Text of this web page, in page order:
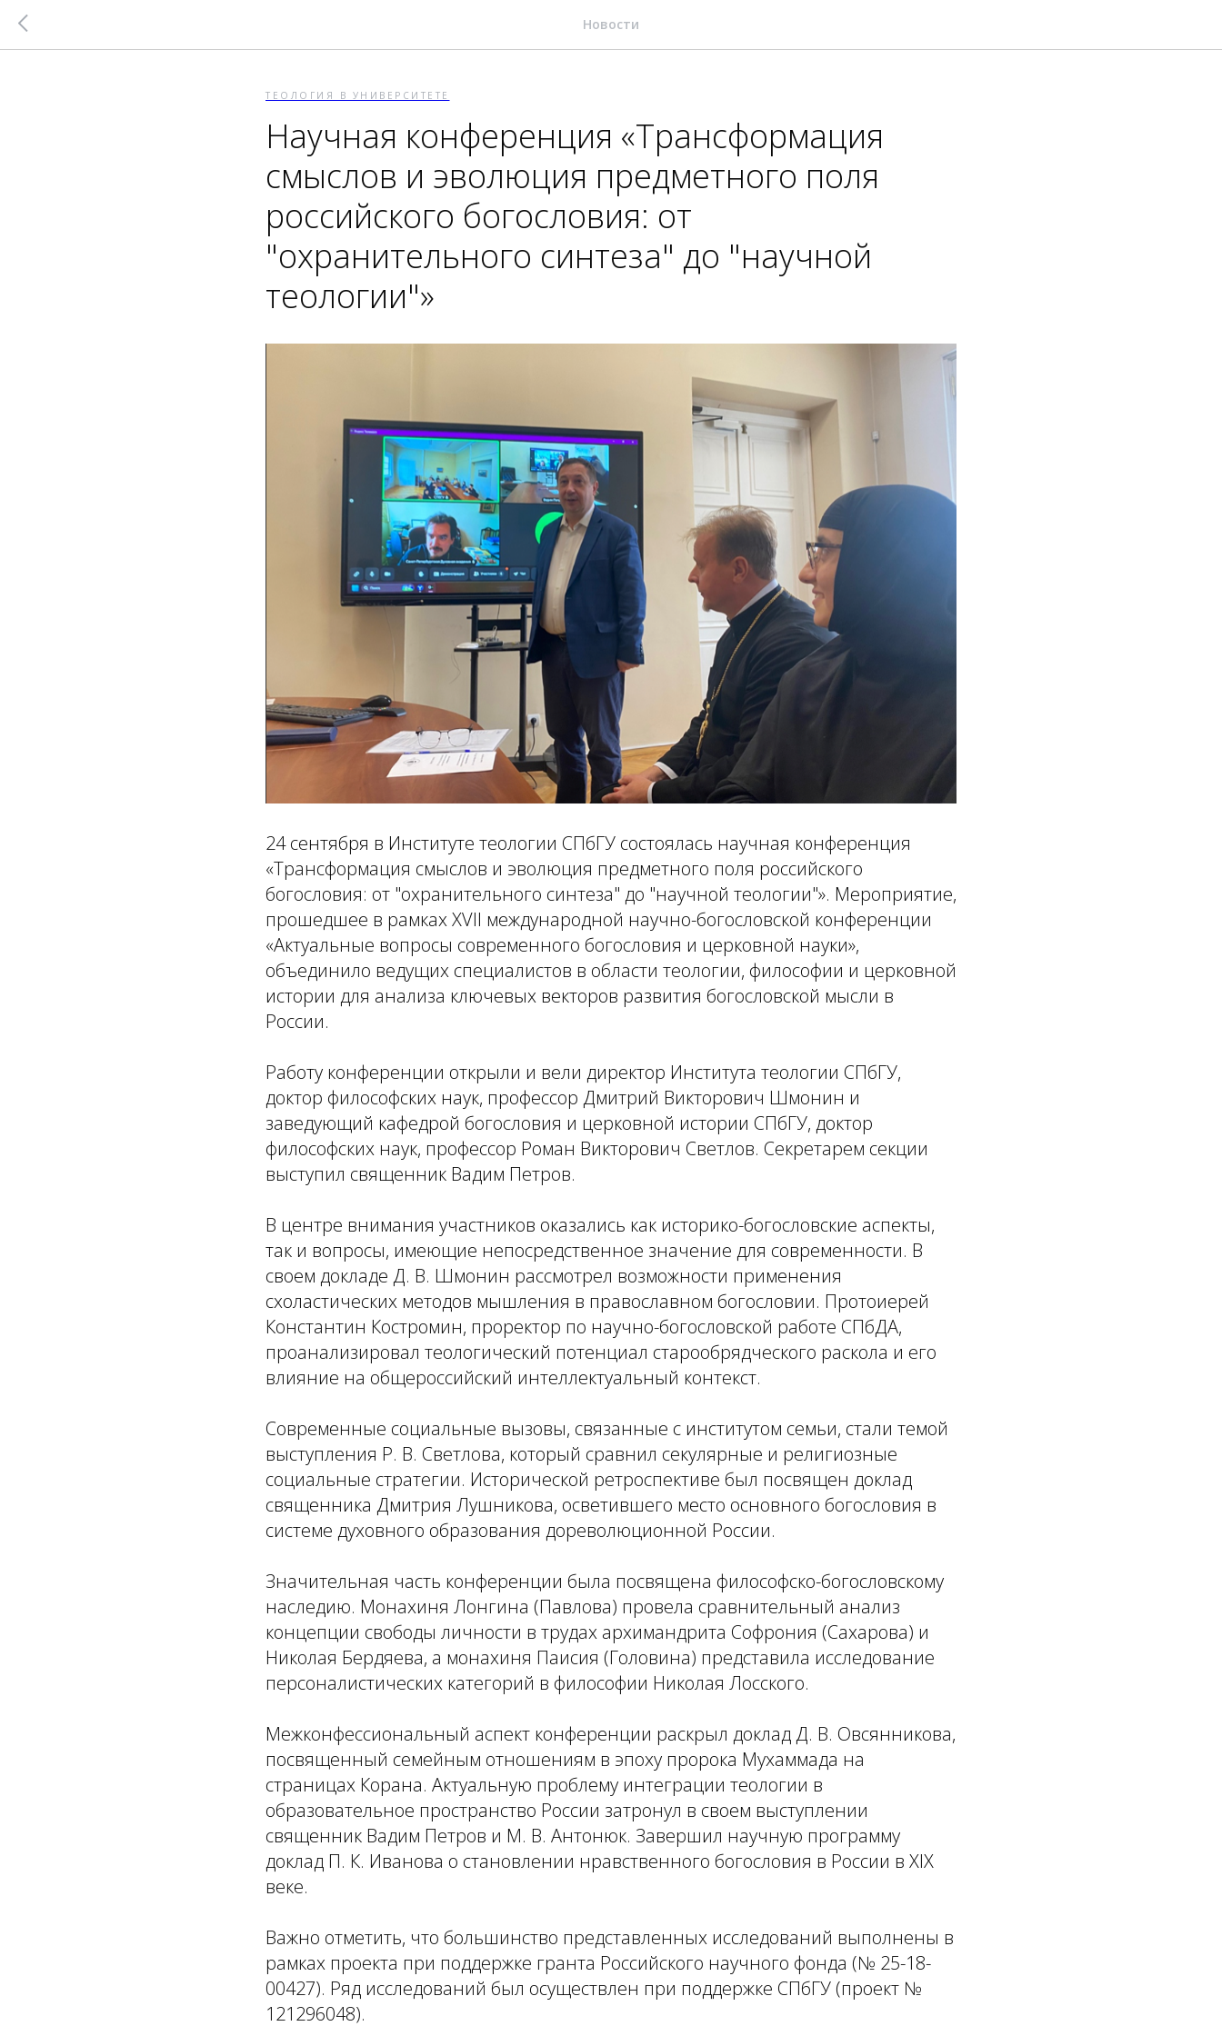
Новости
ТЕОЛОГИЯ В УНИВЕРСИТЕТЕ
Научная конференция «Трансформация
смыслов и эволюция предметного поля
российского богословия: от
"охранительного синтеза" до "научной
теологии"»
24 сентября в Институте теологии СПбГУ состоялась научная конференция
«Трансформация смыслов и эволюция предметного поля российского
богословия: от "охранительного синтеза" до "научной теологии"». Мероприятие,
прошедшее в рамках ХVII международной научно-богословской конференции
«Актуальные вопросы современного богословия и церковной науки»,
объединило ведущих специалистов в области теологии, философии и церковной
истории для анализа ключевых векторов развития богословской мысли в
России.
Работу конференции открыли и вели директор Института теологии СПбГУ,
доктор философских наук, профессор Дмитрий Викторович Шмонин и
заведующий кафедрой богословия и церковной истории СПбГУ, доктор
философских наук, профессор Роман Викторович Светлов. Секретарем секции
выступил священник Вадим Петров.
В центре внимания участников оказались как историко-богословские аспекты,
так и вопросы, имеющие непосредственное значение для современности. В
своем докладе Д. В. Шмонин рассмотрел возможности применения
схоластических методов мышления в православном богословии. Протоиерей
Константин Костромин, проректор по научно-богословской работе СПбДА,
проанализировал теологический потенциал старообрядческого раскола и его
влияние на общероссийский интеллектуальный контекст.
Современные социальные вызовы, связанные с институтом семьи, стали темой
выступления Р. В. Светлова, который сравнил секулярные и религиозные
социальные стратегии. Исторической ретроспективе был посвящен доклад
священника Дмитрия Лушникова, осветившего место основного богословия в
системе духовного образования дореволюционной России.
Значительная часть конференции была посвящена философско-богословскому
наследию. Монахиня Лонгина (Павлова) провела сравнительный анализ
концепции свободы личности в трудах архимандрита Софрония (Сахарова) и
Николая Бердяева, а монахиня Паисия (Головина) представила исследование
персоналистических категорий в философии Николая Лосского.
Межконфессиональный аспект конференции раскрыл доклад Д. В. Овсянникова,
посвященный семейным отношениям в эпоху пророка Мухаммада на
страницах Корана. Актуальную проблему интеграции теологии в
образовательное пространство России затронул в своем выступлении
священник Вадим Петров и М. В. Антонюк. Завершил научную программу
доклад П. К. Иванова о становлении нравственного богословия в России в XIX
веке.
Важно отметить, что большинство представленных исследований выполнены в
рамках проекта при поддержке гранта Российского научного фонда (№ 25-18-
00427). Ряд исследований был осуществлен при поддержке СПбГУ (проект №
121296048).